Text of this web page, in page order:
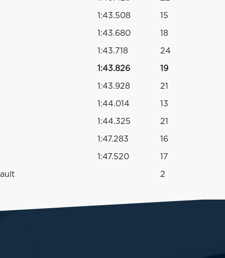
1:43.508 15
1:43.680 18
1:43.718 24
1:43.826 19
1:43.928 21
1:44.014 13
1:44.325 21
1:47.283 16
1:47.520 17
2